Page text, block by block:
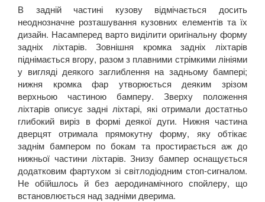
В задній частині кузову відмічається досить
неоднозначне розташування кузовних елементів та їх
дизайн. Насамперед варто виділити оригінальну форму
задніх ліхтарів. Зовнішня кромка задніх ліхтарів
піднімається вгору, разом з плавними стрімкими лініями
у вигляді деякого заглиблення на задньому бампері;
нижня кромка фар утворюється деяким зрізом
верхньою частиною бамперу. Зверху положення
ліхтарів описує задні ліхтарі, які отримали достатньо
глибокий виріз в формі деякої дуги. Нижня частина
дверцят отримала прямокутну форму, яку обтікає
заднім бампером по бокам та простирається аж до
нижньої частини ліхтарів. Знизу бампер оснащується
додатковим фартухом зі світлодіодним стоп-сигналом.
Не обійшлось й без аеродинамічного спойлеру, що
встановлюється над задніми дверима.